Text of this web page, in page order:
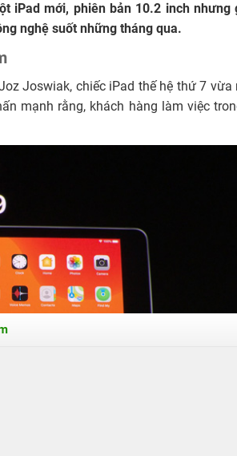
iPad mới, phiên bản 10.2 inch nhưng
nghệ suốt những tháng qua.
Joswiak, chiếc iPad thế hệ thứ 7 vừa
mạnh rằng, khách hàng làm việc